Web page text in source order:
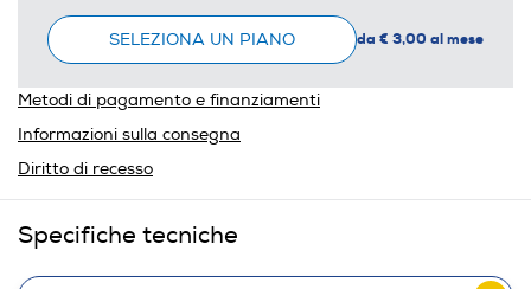
SELEZIONA UN PIANO da € 3,00 al mese
Metodi di pagamento e finanziamenti
Informazioni sulla consegna
Diritto di recesso
Specifiche tecniche